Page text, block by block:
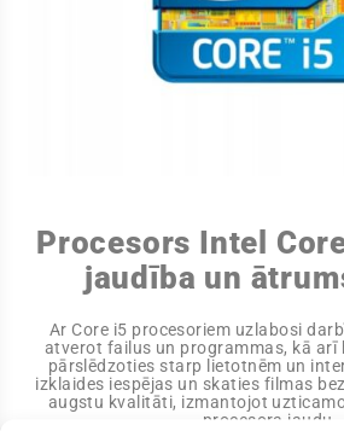
Procesors Intel
jaudība un
Ar Core i5 procesoriem uzlabosi
atverot failus un programmas, kā arī
pārslēdzoties starp lietotnēm un
izklaides iespējas un skaties filmas
augstu kvalitāti, izmantojot
procesora jaudu.